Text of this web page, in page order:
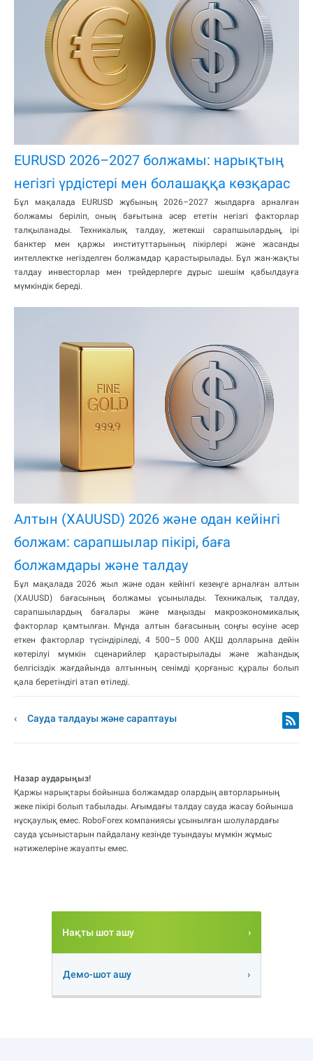
EURUSD 2026–2027 болжамы: нарықтың
негізгі үрдістері мен болашаққа көзқарас
Бұл мақалада EURUSD жұбының 2026–2027 жылдарға арналған
болжамы беріліп, оның бағытына әсер ететін негізгі факторлар
талқыланады. Техникалық талдау, жетекші сарапшылардың, ірі
банктер мен қаржы институттарының пікірлері және жасанды
интеллектке негізделген болжамдар қарастырылады. Бұл жан-жақты
талдау инвесторлар мен трейдерлерге дұрыс шешім қабылдауға
мүмкіндік береді.
Алтын (XAUUSD) 2026 және одан кейінгі
болжам: сарапшылар пікірі, баға
болжамдары және талдау
Бұл мақалада 2026 жыл және одан кейінгі кезеңге арналған алтын
(XAUUSD) бағасының болжамы ұсынылады. Техникалық талдау,
сарапшылардың бағалары және маңызды макроэкономикалық
факторлар қамтылған. Мұнда алтын бағасының соңғы өсуіне әсер
еткен факторлар түсіндіріледі, 4 500–5 000 АҚШ долларына дейін
көтерілуі мүмкін сценарийлер қарастырылады және жаһандық
белгісіздік жағдайында алтынның сенімді қорғаныс құралы болып
қала беретіндігі атап өтіледі.
Сауда талдауы және сараптауы
Назар аударыңыз!
Қаржы нарықтары бойынша болжамдар олардың авторларының
жеке пікірі болып табылады. Ағымдағы талдау сауда жасау бойынша
нұсқаулық емес. RoboForex компаниясы ұсынылған шолулардағы
сауда ұсыныстарын пайдалану кезінде туындауы мүмкін жұмыс
нәтижелеріне жауапты емес.
Нақты шот ашу
Демо-шот ашу